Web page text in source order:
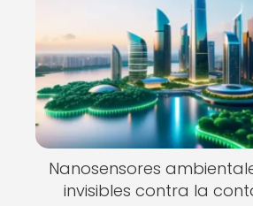
Nanosensores
invisibles contra la